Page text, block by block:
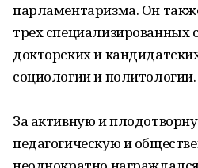
парламентаризма. Он
трех специализированных
докторских и
социологии и политологии.
За активную и
педагогическую и